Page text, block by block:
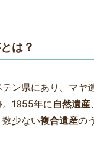
は？
ン県にあり、マヤ
1955年に自然遺産
少ない複合遺産の